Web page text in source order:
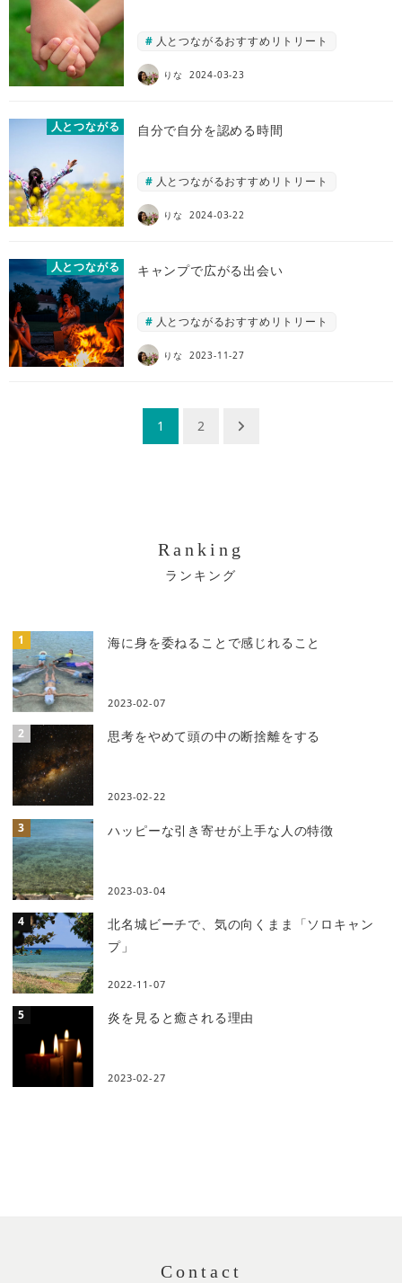
人とつながるおすすめリトリート
りな 2024-03-23
人とつながる 自分で自分を認める時間
人とつながるおすすめリトリート
りな 2024-03-22
人とつながる キャンプで広がる出会い
人とつながるおすすめリトリート
りな 2023-11-27
ョ
ン
1 2
Ranking
海に身を委ねることで感じれること
2023-02-07
思考をやめて頭の中の断捨離をする
2023-02-22
ハッピーな引き寄せが上手な人の特徴
2023-03-04
北名城ビーチで、気の向くまま「ソロキャン
プ」
2022-11-07
炎を見ると癒される理由
2023-02-27
Contact